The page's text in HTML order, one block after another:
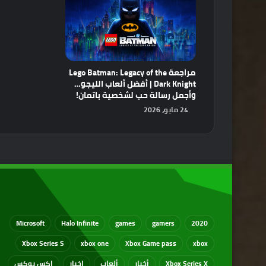
مراجعة Lego Batman: Legacy of the
Dark Knight | أفضل ألعاب الليجو…
وأجمل رسالة حب لشخصية باتمان!
24 مايو، 2026
2020
gamers
games
Halo Infinite
Microsoft
xbox
Xbox Game pass
xbox one
Xbox Series S